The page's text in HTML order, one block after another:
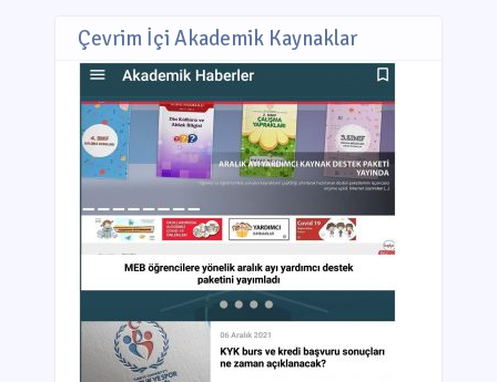
Çevrim İçi Akademik Kaynaklar